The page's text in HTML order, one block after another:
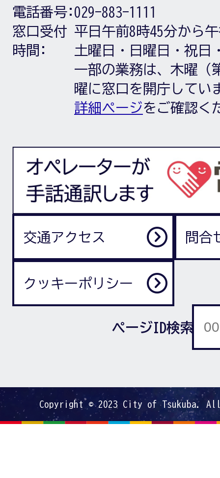
電話番号: 029-883-1111
窓口受付
時間:
平日午前8時45分から
土曜日・日曜日・祝日
一部の業務は、木曜（
曜に窓口を開庁してい
詳細ページをご確認く
交通アクセス 問合
クッキーポリシー
ページID検索
Copyright © 2023 City of Tsukuba.